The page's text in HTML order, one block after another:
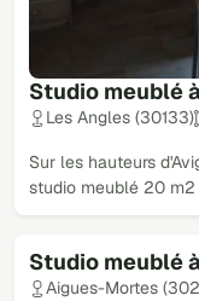
Studio meublé
Les Angles (30133)
Sur les hauteurs
studio meublé 20
Studio meublé
Aigues-Mortes